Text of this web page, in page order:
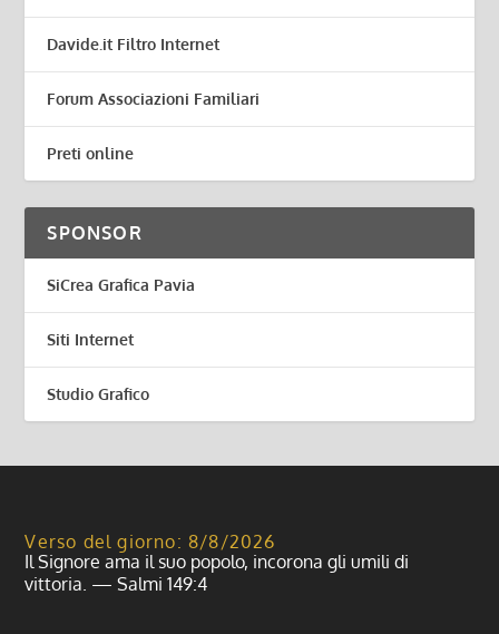
Davide.it Filtro Internet
Forum Associazioni Familiari
Preti online
SPONSOR
SiCrea Grafica Pavia
Siti Internet
Studio Grafico
Verso del giorno: 8/8/2026
Il Signore ama il suo popolo, incorona gli umili di
vittoria. — Salmi 149:4